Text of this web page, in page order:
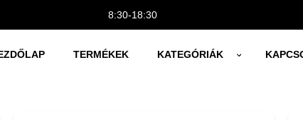
8:30-18:30
TERMÉKEK KATEGÓRIÁK